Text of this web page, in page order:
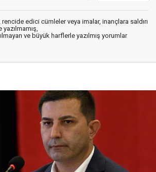
edici cümleler veya imalar, inançlara saldırı
ve büyük harflerle yazılmış yorumlar